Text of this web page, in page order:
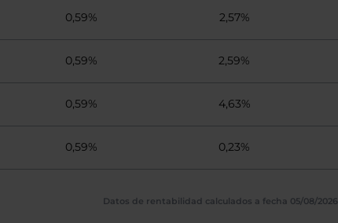
0,59% 2,57%
0,59% 2,59%
0,59% 4,63%
0,59% 0,23%
Datos de rentabilidad calculados a fecha 05/08/2026